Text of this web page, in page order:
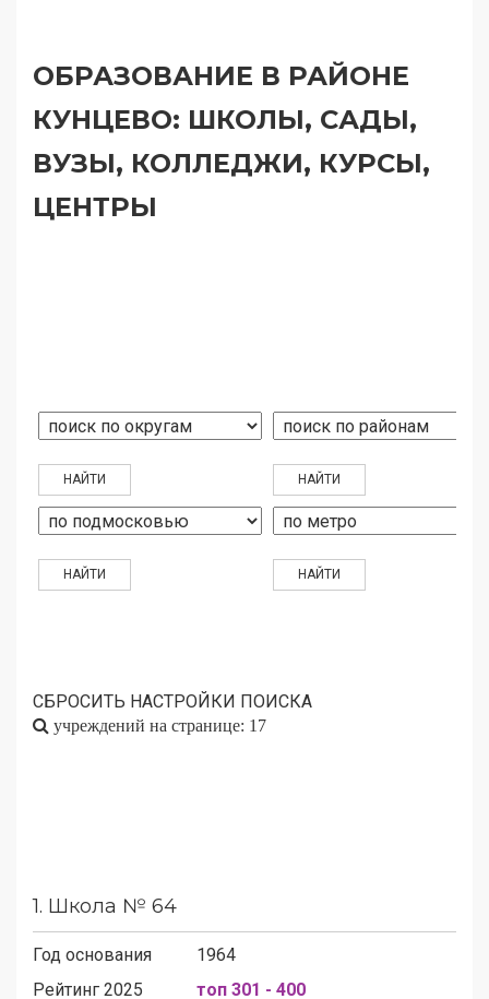
ОБРАЗОВАНИЕ В РАЙОНЕ
КУНЦЕВО: ШКОЛЫ, САДЫ,
ВУЗЫ, КОЛЛЕДЖИ, КУРСЫ,
ЦЕНТРЫ
СБРОСИТЬ НАСТРОЙКИ ПОИСКА
учреждений на странице: 17
1. Школа № 64
Год основания
1964
Рейтинг 2025
топ 301 - 400